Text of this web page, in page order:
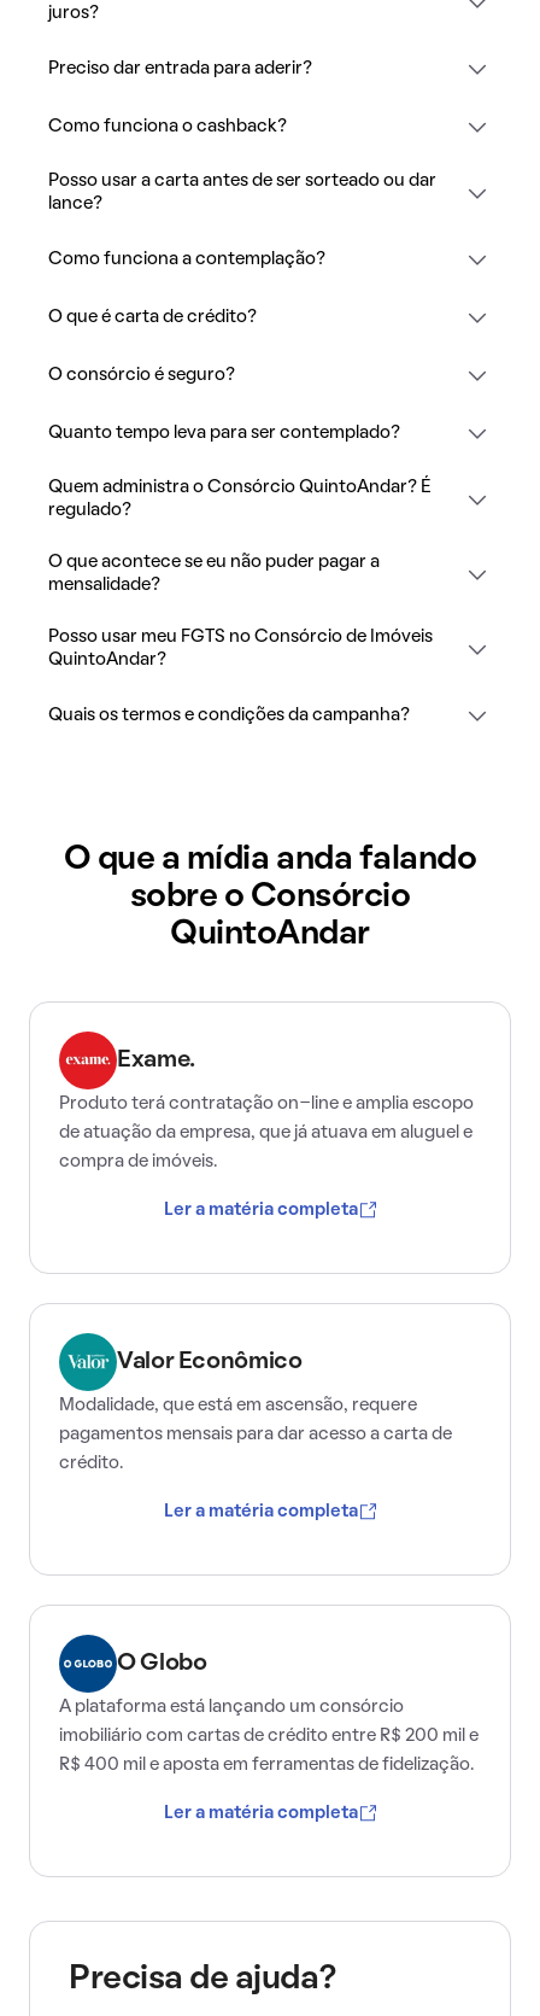
juros?
Preciso dar entrada para aderir?
Como funciona o cashback?
Posso usar a carta antes de ser sorteado ou dar
lance?
Como funciona a contemplação?
O que é carta de crédito?
O consórcio é seguro?
Quanto tempo leva para ser contemplado?
Quem administra o Consórcio QuintoAndar? É
regulado?
O que acontece se eu não puder pagar a
mensalidade?
Posso usar meu FGTS no Consórcio de Imóveis
QuintoAndar?
Quais os termos e condições da campanha?
O que a mídia anda falando
sobre o Consórcio
QuintoAndar
Exame.
Produto terá contratação on-line e amplia escopo
de atuação da empresa, que já atuava em aluguel e
compra de imóveis.
Ler a matéria completa
Valor Econômico
Modalidade, que está em ascensão, requere
pagamentos mensais para dar acesso a carta de
crédito.
Ler a matéria completa
O Globo
A plataforma está lançando um consórcio
imobiliário com cartas de crédito entre R$ 200 mil e
R$ 400 mil e aposta em ferramentas de fidelização.
Ler a matéria completa
Precisa de ajuda?